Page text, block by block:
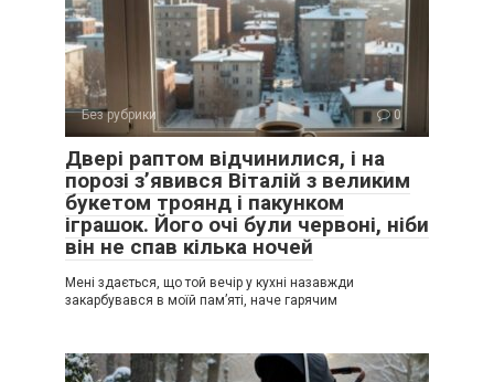
Без рубрики 0
Двері раптом відчинилися, і на
порозі з’явився Віталій з великим
букетом троянд і пакунком
іграшок. Його очі були червоні, ніби
він не спав кілька ночей
Мені здається, що той вечір у кухні назавжди
закарбувався в моїй пам’яті, наче гарячим